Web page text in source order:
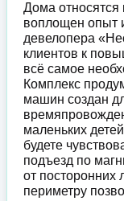
Дома относятся
воплощен опыт
девелопера
клиентов к
всё самое
Комплекс
машин создан
маленьких
будете
подъезд по
от посторонних
периметру